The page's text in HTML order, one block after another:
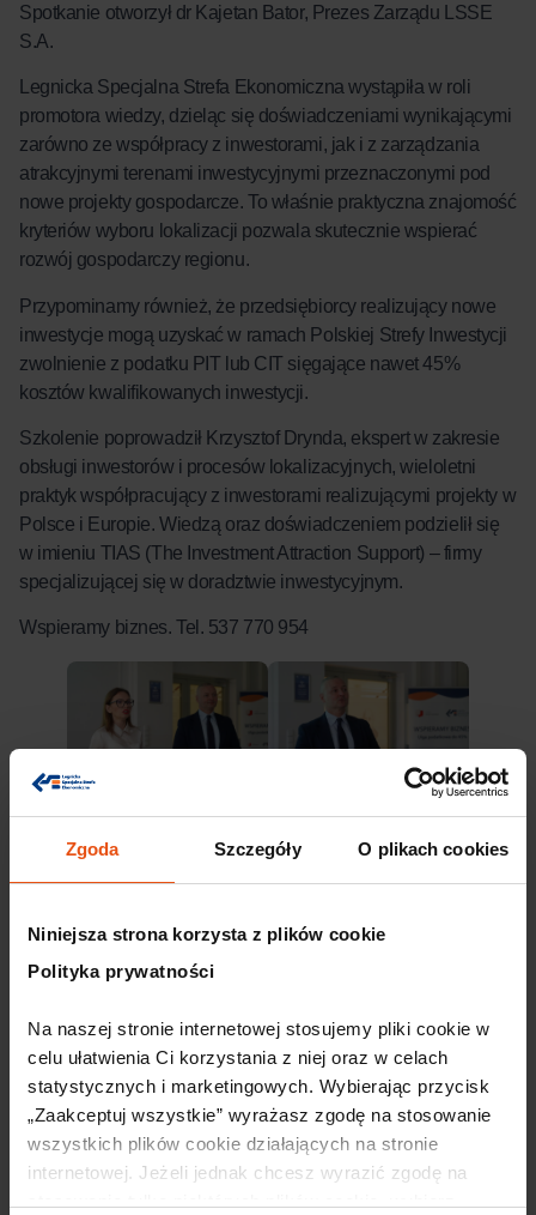
Zgoda Szczegóły O plikach cookies
Niniejsza strona korzysta z plików cookie
Polityka prywatności
Na naszej stronie internetowej stosujemy pliki cookie w
celu ułatwienia Ci korzystania z niej oraz w celach
statystycznych i marketingowych. Wybierając przycisk
„Zaakceptuj wszystkie” wyrażasz zgodę na stosowanie
wszystkich plików cookie działających na stronie
internetowej. Jeżeli jednak chcesz wyrazić zgodę na
Spotkanie otworzył dr Kajetan Bator, Prezes Zarządu LSSE
S.A.
Legnicka Specjalna Strefa Ekonomiczna wystąpiła w roli
promotora wiedzy, dzieląc się doświadczeniami wynikającymi
zarówno ze współpracy z inwestorami, jak i z zarządzania
atrakcyjnymi terenami inwestycyjnymi przeznaczonymi pod
nowe projekty gospodarcze. To właśnie praktyczna znajomość
kryteriów wyboru lokalizacji pozwala skutecznie wspierać
rozwój gospodarczy regionu.
Przypominamy również, że przedsiębiorcy realizujący nowe
inwestycje mogą uzyskać w ramach Polskiej Strefy Inwestycji
zwolnienie z podatku PIT lub CIT sięgające nawet 45%
kosztów kwalifikowanych inwestycji.
Szkolenie poprowadził Krzysztof Drynda, ekspert w zakresie
obsługi inwestorów i procesów lokalizacyjnych, wieloletni
praktyk współpracujący z inwestorami realizującymi projekty w
Polsce i Europie. Wiedzą oraz doświadczeniem podzielił się
w imieniu TIAS (The Investment Attraction Support) – firmy
specjalizującej się w doradztwie inwestycyjnym.
Wspieramy biznes. Tel. 537 770 954
Polecane artykuły
Wkrótce